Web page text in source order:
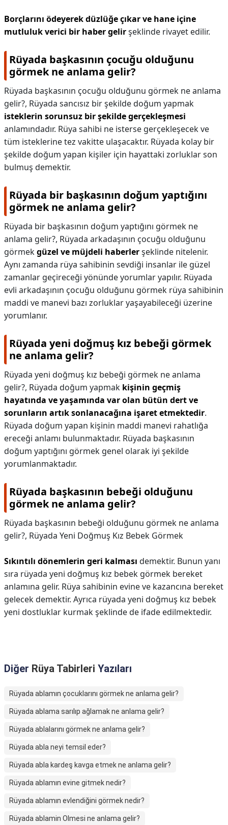
Borçlarını ödeyerek düzlüğe çıkar ve hane içine
mutluluk verici bir haber gelirşeklinde rivayet edilir.
Rüyada başkasının çocuğu olduğunu
görmek ne anlama gelir?
Rüyada başkasının çocuğu olduğunu görmek ne anlama
gelir?, Rüyada sancısız bir şekilde doğum yapmak
isteklerin sorunsuz bir şekilde gerçekleşmesi
anlamındadır. Rüya sahibi ne isterse gerçekleşecek ve
tüm isteklerine tez vakitte ulaşacaktır. Rüyada kolay bir
şekilde doğum yapan kişiler için hayattaki zorluklar son
bulmuş demektir.
Rüyada bir başkasının doğum yaptığını
görmek ne anlama gelir?
Rüyada bir başkasının doğum yaptığını görmek ne
anlama gelir?, Rüyada arkadaşının çocuğu olduğunu
görmekgüzel ve müjdeli haberlerşeklinde nitelenir.
Aynı zamanda rüya sahibinin sevdiği insanlar ile güzel
zamanlar geçireceği yönünde yorumlar yapılır. Rüyada
evli arkadaşının çocuğu olduğunu görmek rüya sahibinin
maddi ve manevi bazı zorluklar yaşayabileceği üzerine
yorumlanır.
Rüyada yeni doğmuş kız bebeği görmek
ne anlama gelir?
Rüyada yeni doğmuş kız bebeği görmek ne anlama
gelir?, Rüyada doğum yapmak kişinin geçmiş
hayatında ve yaşamında var olan bütün dert ve
sorunların artık sonlanacağına işaret etmektedir.
Rüyada doğum yapan kişinin maddi manevi rahatlığa
ereceği anlamı bulunmaktadır. Rüyada başkasının
doğum yaptığını görmek genel olarak iyi şekilde
yorumlanmaktadır.
Rüyada başkasının bebeği olduğunu
görmek ne anlama gelir?
Rüyada başkasının bebeği olduğunu görmek ne anlama
gelir?, Rüyada Yeni Doğmuş Kız Bebek Görmek
Sıkıntılı dönemlerin geri kalması demektir. Bunun yanı
sıra rüyada yeni doğmuş kız bebek görmek bereket
anlamına gelir. Rüya sahibinin evine ve kazancına bereket
gelecek demektir. Ayrıca rüyada yeni doğmuş kız bebek
yeni dostluklar kurmak şeklinde de ifade edilmektedir.
Diğer Rüya Tabirleri Yazıları
Rüyada ablamın çocuklarını görmek ne anlama gelir?
Rüyada ablama sarılıp ağlamak ne anlama gelir?
Rüyada ablalarını görmek ne anlama gelir?
Rüyada abla neyi temsil eder?
Rüyada abla kardeş kavga etmek ne anlama gelir?
Rüyada ablamın evine gitmek nedir?
Rüyada ablamın evlendiğini görmek nedir?
Rüyada ablamin Olmesi ne anlama gelir?